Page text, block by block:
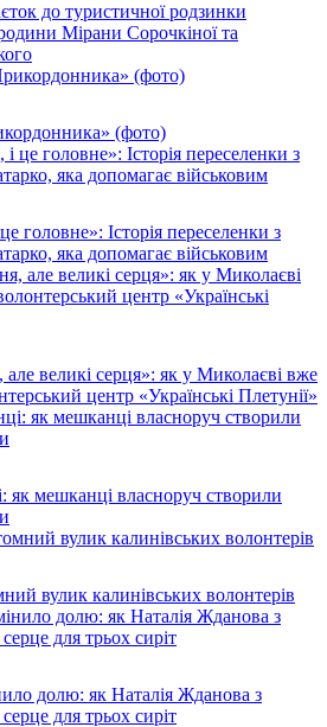
до туристичної родзинки
Мірани Сорочкіної та
(фото)
головне»: Історія переселенки з
яка допомагає військовим
великі серця»: як у Миколаєві вже
центр «Українські Плетунії»
як мешканці власноруч створили
вулик калинівських волонтерів
долю: як Наталія Жданова з
для трьох сиріт